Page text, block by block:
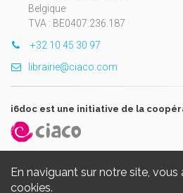
En naviguant sur notre site,
cookies.
Belgique
TVA : BE0407.236.187
+32 10 45 30 97
librairie@ciaco.com
i6doc est une initiative de la